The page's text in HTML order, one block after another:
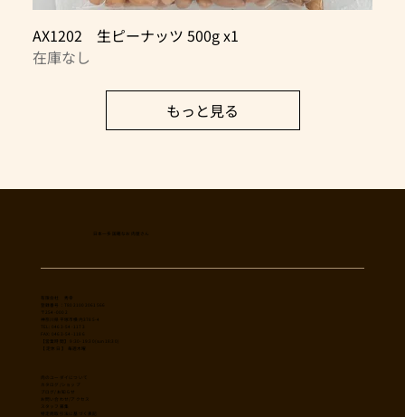
AX1202 生ピーナッツ 500g x1
在庫なし
もっと見る
日本一多国籍なお肉屋さん
​有限会社 秀幸
登録番号：T8021002061566
〒254-0002
神奈川県平塚市横内3785-4
TEL: 0463-54-1173
FAX: 0463-54-1186
【営業時間】 9:30-19:30(sun18:30)
【 定休日 】 毎週木曜
肉のユーダイについて
カタログ/ショップ
ブログ/お知らせ
​お問い合わせ/アクセス
スタッフ募集
特定商取引法に基づく表記